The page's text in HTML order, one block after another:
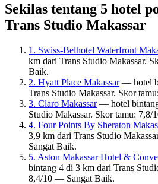
Sekilas tentang 5 hotel
Trans Studio Makassar
1. Swiss-Belhotel Waterfront
km dari Trans Studio Makassar.
Baik.
2. Hyatt Place Makassar— hotel
Trans Studio Makassar. Skor
3. Claro Makassar— hotel
Studio Makassar. Skor tamu:
4. Four Points By Sheraton
3,9 km dari Trans Studio
Sangat Baik.
5. Aston Makassar Hotel &
bintang 4 di 3 km dari Trans
8,4/10 — Sangat Baik.